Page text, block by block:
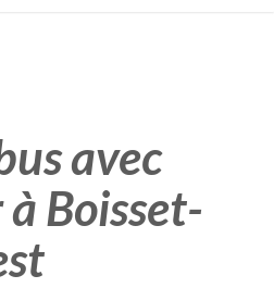
avec
Boisset-